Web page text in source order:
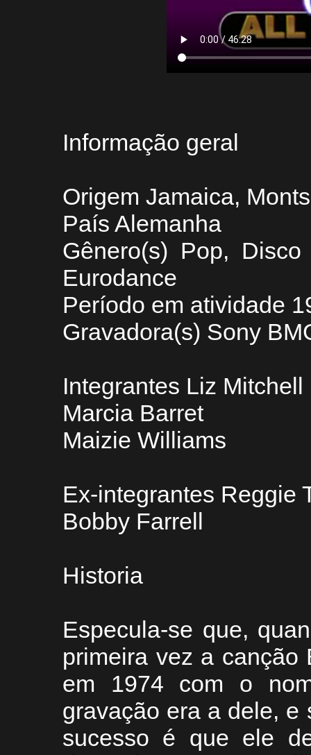
Informação geral
Origem Jamaica,
País Alemanha
Gênero(s) Pop,
Eurodance
Período em atividade
Gravadora(s) Sony
Integrantes Liz Mitchell
Marcia Barret
Maizie Williams
Ex-integrantes Reggie
Bobby Farrell
Historia
Especula-se que,
primeira vez a canção
em 1974 com o
gravação era a dele, e
sucesso é que ele